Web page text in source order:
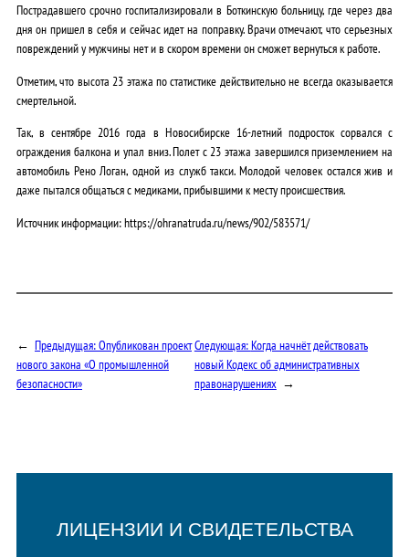
Пострадавшего срочно госпитализировали в Боткинскую больницу, где через два
дня он пришел в себя и сейчас идет на поправку. Врачи отмечают, что серьезных
повреждений у мужчины нет и в скором времени он сможет вернуться к работе.
Отметим, что высота 23 этажа по статистике действительно не всегда оказывается
смертельной.
Так, в сентябре 2016 года в Новосибирске 16-летний подросток сорвался с
ограждения балкона и упал вниз. Полет с 23 этажа завершился приземлением на
автомобиль Рено Логан, одной из служб такси. Молодой человек остался жив и
даже пытался общаться с медиками, прибывшими к месту происшествия.
Источник информации: https://ohranatruda.ru/news/902/583571/
← Предыдущая:Опубликован проект
нового закона «О промышленной
безопасности»
Следующая:Когда начнёт действовать
новый Кодекс об административных
правонарушениях →
ЛИЦЕНЗИИ И СВИДЕТЕЛЬСТВА